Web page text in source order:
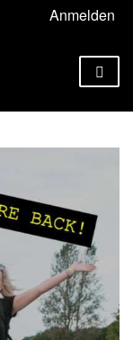
Anmelden